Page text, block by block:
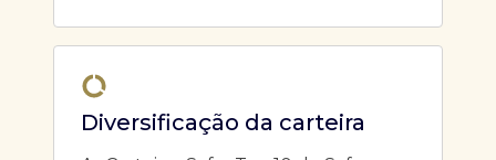
Diversificação da carteira